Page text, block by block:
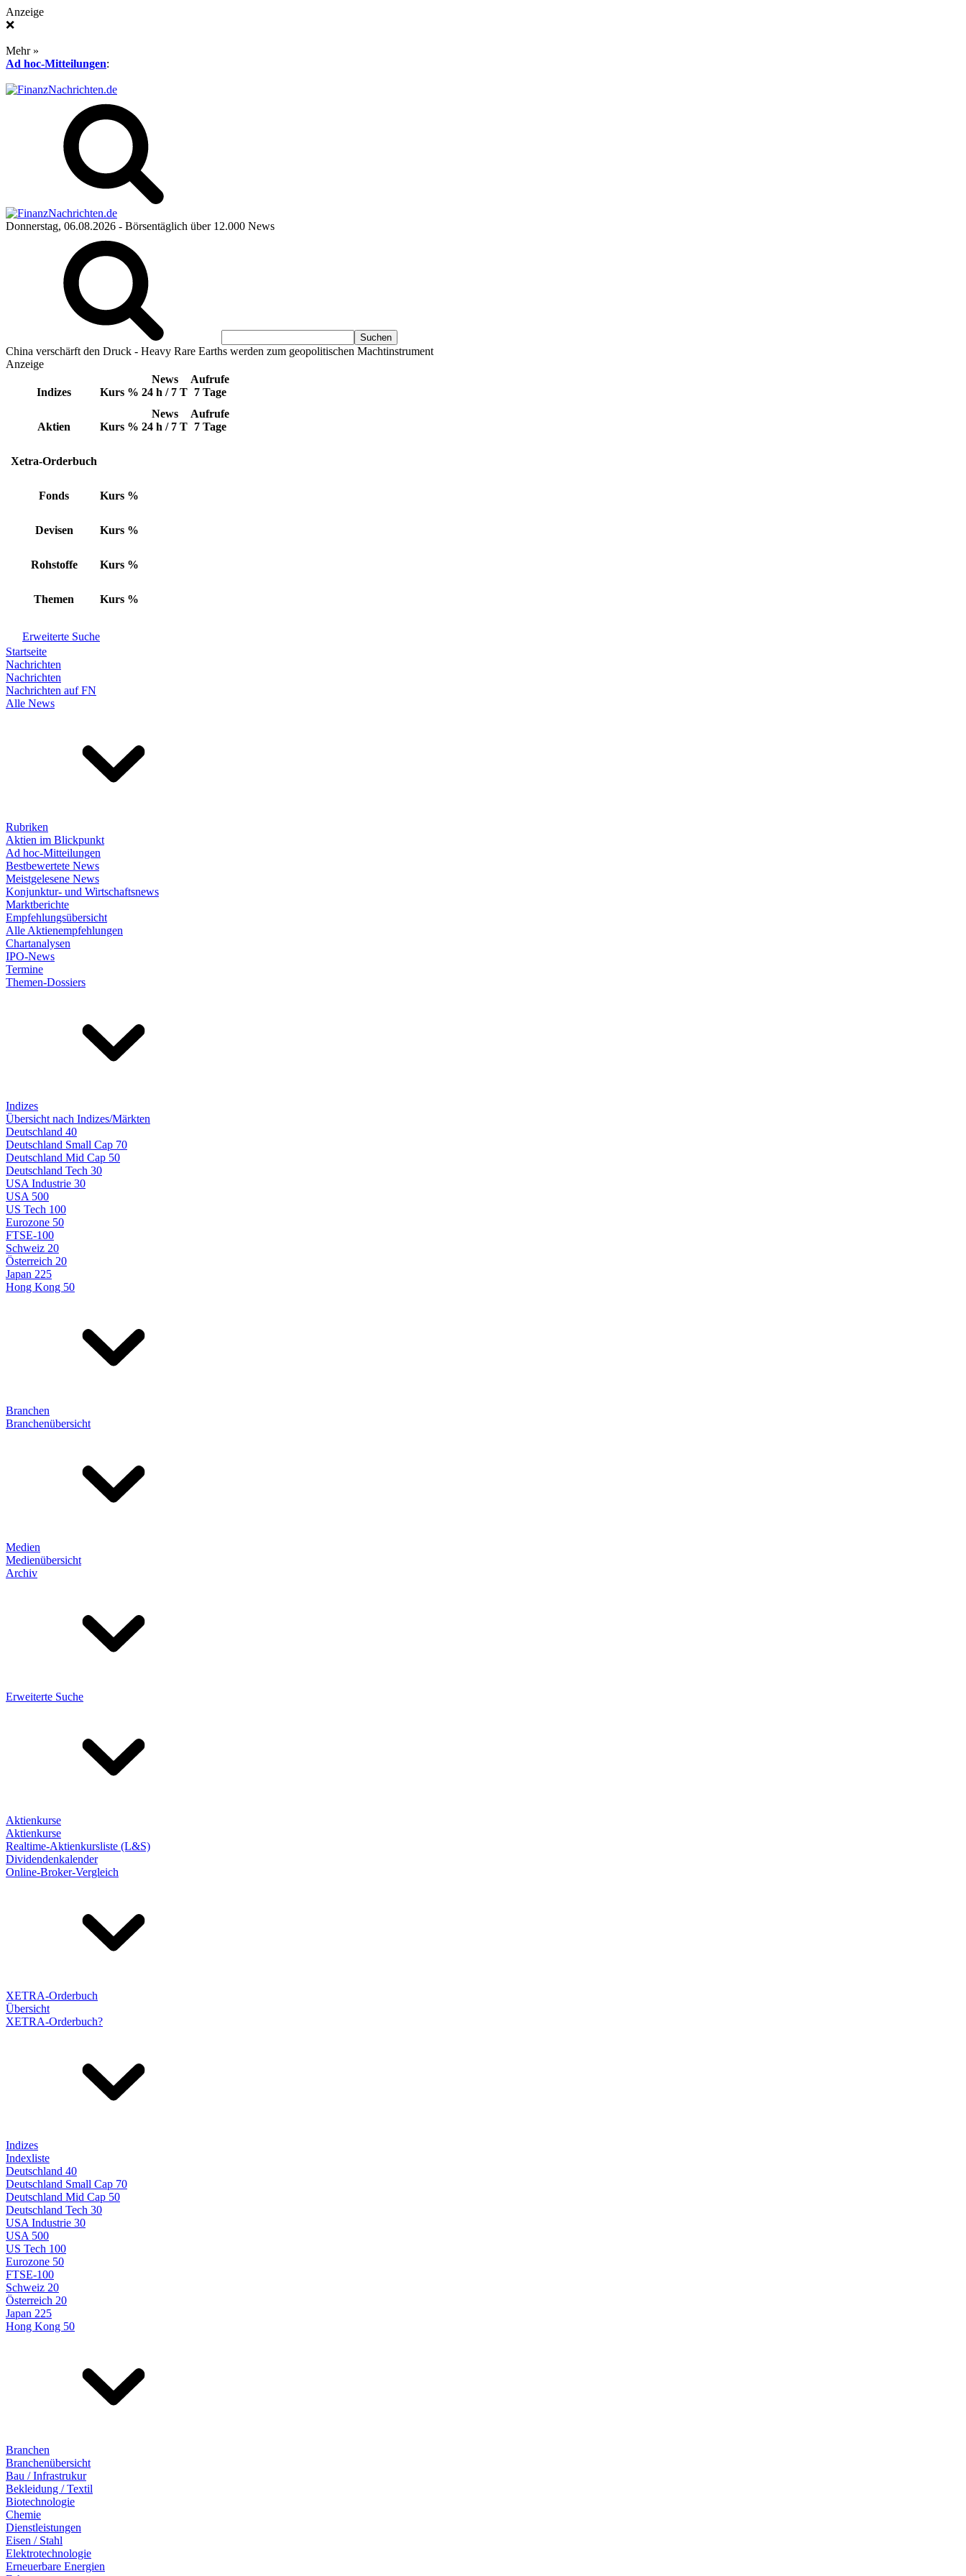
Anzeige
❌
Mehr »
Ad hoc-Mitteilungen:
Donnerstag, 06.08.2026 - Börsentäglich über 12.000 News
China verschärft den Druck - Heavy Rare Earths werden zum geopolitischen Machtinstrument
Anzeige
Indizes Kurs %
News
24 h / 7 T
Aufrufe
7 Tage
Aktien Kurs %
News
24 h / 7 T
Aufrufe
7 Tage
Xetra-Orderbuch
Fonds Kurs %
Devisen Kurs %
Rohstoffe Kurs %
Themen Kurs %
Erweiterte Suche
Startseite
Nachrichten
Nachrichten
Nachrichten auf FN
Alle News
Rubriken
Aktien im Blickpunkt
Ad hoc-Mitteilungen
Bestbewertete News
Meistgelesene News
Konjunktur- und Wirtschaftsnews
Marktberichte
Empfehlungsübersicht
Alle Aktienempfehlungen
Chartanalysen
IPO-News
Termine
Themen-Dossiers
Indizes
Übersicht nach Indizes/Märkten
Deutschland 40
Deutschland Small Cap 70
Deutschland Mid Cap 50
Deutschland Tech 30
USA Industrie 30
USA 500
US Tech 100
Eurozone 50
FTSE-100
Schweiz 20
Österreich 20
Japan 225
Hong Kong 50
Branchen
Branchenübersicht
Medien
Medienübersicht
Archiv
Erweiterte Suche
Aktienkurse
Aktienkurse
Realtime-Aktienkursliste (L&S)
Dividendenkalender
Online-Broker-Vergleich
XETRA-Orderbuch
Übersicht
XETRA-Orderbuch?
Indizes
Indexliste
Deutschland 40
Deutschland Small Cap 70
Deutschland Mid Cap 50
Deutschland Tech 30
USA Industrie 30
USA 500
US Tech 100
Eurozone 50
FTSE-100
Schweiz 20
Österreich 20
Japan 225
Hong Kong 50
Branchen
Branchenübersicht
Bau / Infrastrukur
Bekleidung / Textil
Biotechnologie
Chemie
Dienstleistungen
Eisen / Stahl
Elektrotechnologie
Erneuerbare Energien